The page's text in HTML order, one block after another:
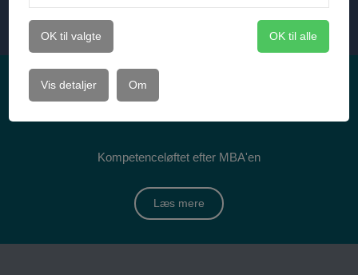
OK til valgte OK til alle
Vis detaljer Om
MBA⁺
Kompetenceløftet efter MBA'en
Læs mere